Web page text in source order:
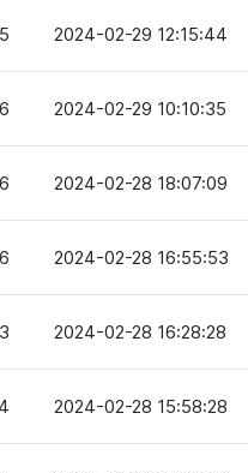
5 2024-02-29 12:15:44
6 2024-02-29 10:10:35
6 2024-02-28 18:07:09
6 2024-02-28 16:55:53
3 2024-02-28 16:28:28
4 2024-02-28 15:58:28